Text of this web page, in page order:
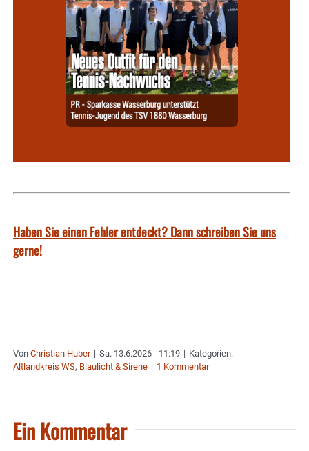
Haben Sie einen Fehler entdeckt? Dann schreiben Sie uns
gerne!
Von Christian Huber | Sa. 13.6.2026 - 11:19 | Kategorien:
Altlandkreis WS, Blaulicht & Sirene | 1 Kommentar
Ein Kommentar